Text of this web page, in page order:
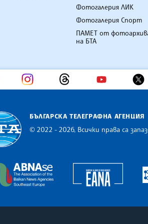
Фотогалерия ЛИК
Фотогалерия Спорт
ПАМЕТ от
на БТА
БЪЛГАРСКА ТЕЛЕГРАФНА АГЕНЦИЯ
© 2022 - 2026, Всички права са
The Assocoation of the